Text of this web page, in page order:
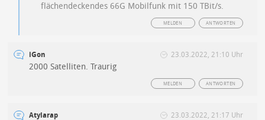
flächendeckendes 66G Mobilfunk mit 150 TBit/s.
ANTWORTEN
MELDEN
iGon 23.03.2022, 21:10 Uhr
2000 Satelliten. Traurig
ANTWORTEN
MELDEN
Atylarap 23.03.2022, 21:17 Uhr